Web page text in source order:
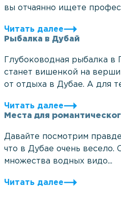
вы отчаянно ищете
Читать далее
Рыбалка в Дубай
Глубоководная рыбалка в
станет вишенкой на
от отдыха в Дубае. А для
Читать далее
Места для
Давайте посмотрим
что в Дубае очень весело.
множества водных видо...
Читать далее